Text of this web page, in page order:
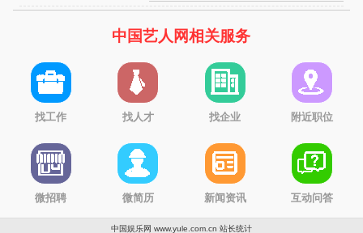
中国艺人网相关服务
找工作 找人才 找企业 附近职位
微招聘 微简历 新闻资讯 互动问答
中国娱乐网 www.yule.com.cn 站长统计